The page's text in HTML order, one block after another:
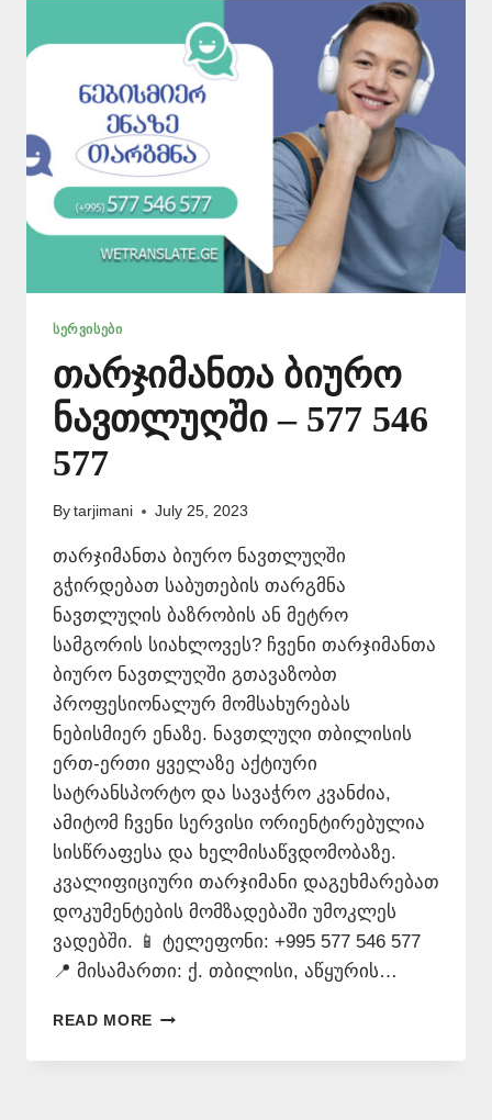
ᲡᲔᲠᲕᲘᲡᲔᲑᲘ
თარჯიმანთა ბიურო
ნავთლუღში – 577 546
577
By tarjimani July 25, 2023
თარჯიმანთა ბიურო ნავთლუღში
გჭირდებათ საბუთების თარგმნა
ნავთლუღის ბაზრობის ან მეტრო
სამგორის სიახლოვეს? ჩვენი თარჯიმანთა
ბიურო ნავთლუღში გთავაზობთ
პროფესიონალურ მომსახურებას
ნებისმიერ ენაზე. ნავთლუღი თბილისის
ერთ-ერთი ყველაზე აქტიური
სატრანსპორტო და სავაჭრო კვანძია,
ამიტომ ჩვენი სერვისი ორიენტირებულია
სისწრაფესა და ხელმისაწვდომობაზე.
კვალიფიციური თარჯიმანი დაგეხმარებათ
დოკუმენტების მომზადებაში უმოკლეს
ვადებში. 📱 ტელეფონი: +995 577 546 577
📍 მისამართი: ქ. თბილისი, აწყურის…
READ MORE ᲗᲐᲠᲯᲘᲛᲐᲜᲗᲐ
ᲜᲐᲕᲗᲚᲣᲦᲨᲘ